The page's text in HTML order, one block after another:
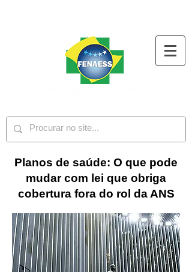
Planos de saúde: O que pode
mudar com lei que obriga
cobertura fora do rol da ANS